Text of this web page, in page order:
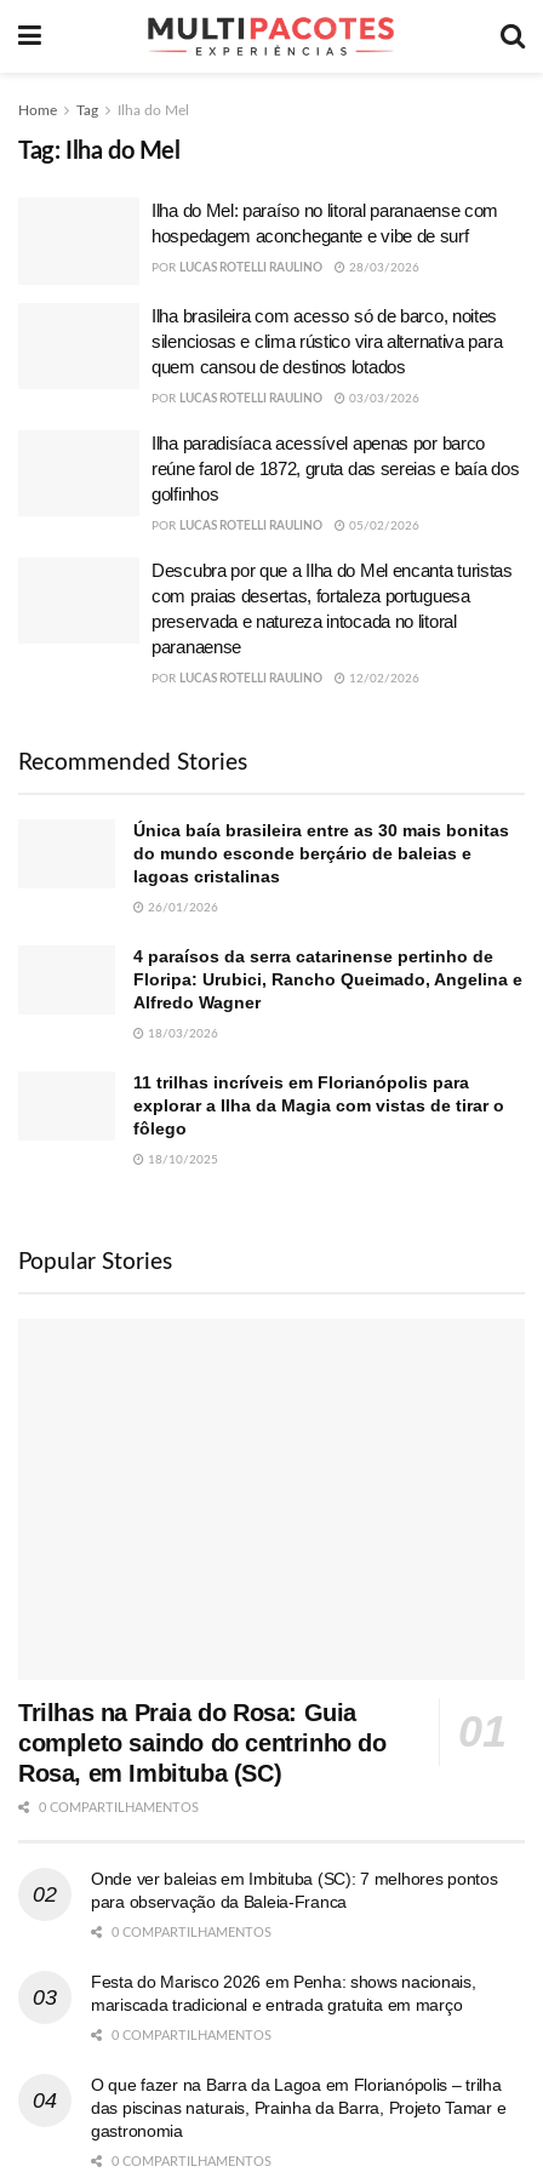
Home Tag Ilha do Mel
Tag: Ilha do Mel
Ilha do Mel: paraíso no litoral paranaense com
hospedagem aconchegante e vibe de surf
POR LUCAS ROTELLI RAULINO 28/03/2026
Ilha brasileira com acesso só de barco, noites
silenciosas e clima rústico vira alternativa para
quem cansou de destinos lotados
POR LUCAS ROTELLI RAULINO 03/03/2026
Ilha paradisíaca acessível apenas por barco
reúne farol de 1872, gruta das sereias e baía dos
golfinhos
POR LUCAS ROTELLI RAULINO 05/02/2026
Descubra por que a Ilha do Mel encanta turistas
com praias desertas, fortaleza portuguesa
preservada e natureza intocada no litoral
paranaense
POR LUCAS ROTELLI RAULINO 12/02/2026
Recommended Stories
Única baía brasileira entre as 30 mais bonitas
do mundo esconde berçário de baleias e
lagoas cristalinas
26/01/2026
4 paraísos da serra catarinense pertinho de
Floripa: Urubici, Rancho Queimado, Angelina e
Alfredo Wagner
18/03/2026
11 trilhas incríveis em Florianópolis para
explorar a Ilha da Magia com vistas de tirar o
fôlego
18/10/2025
Popular Stories
Trilhas na Praia do Rosa: Guia
completo saindo do centrinho do
Rosa, em Imbituba (SC)
0 COMPARTILHAMENTOS
Onde ver baleias em Imbituba (SC): 7 melhores pontos
para observação da Baleia-Franca
0 COMPARTILHAMENTOS
Festa do Marisco 2026 em Penha: shows nacionais,
mariscada tradicional e entrada gratuita em março
0 COMPARTILHAMENTOS
O que fazer na Barra da Lagoa em Florianópolis – trilha
das piscinas naturais, Prainha da Barra, Projeto Tamar e
gastronomia
0 COMPARTILHAMENTOS